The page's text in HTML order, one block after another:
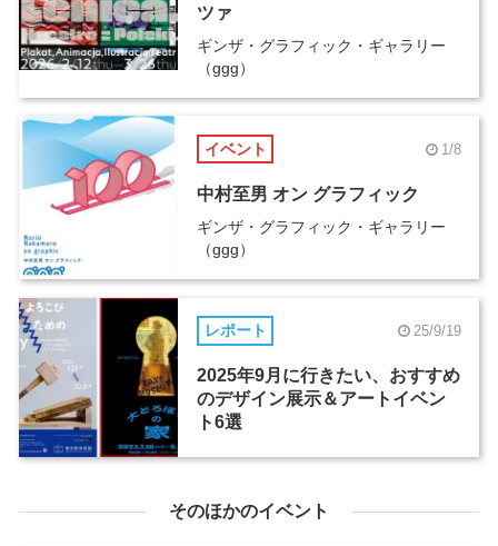
ツァ
ギンザ・グラフィック・ギャラリー
（ggg）
イベント 1/8
中村至男 オン グラフィック
ギンザ・グラフィック・ギャラリー
（ggg）
レポート 25/9/19
2025年9月に行きたい、おすすめ
のデザイン展示＆アートイベン
ト6選
そのほかのイベント